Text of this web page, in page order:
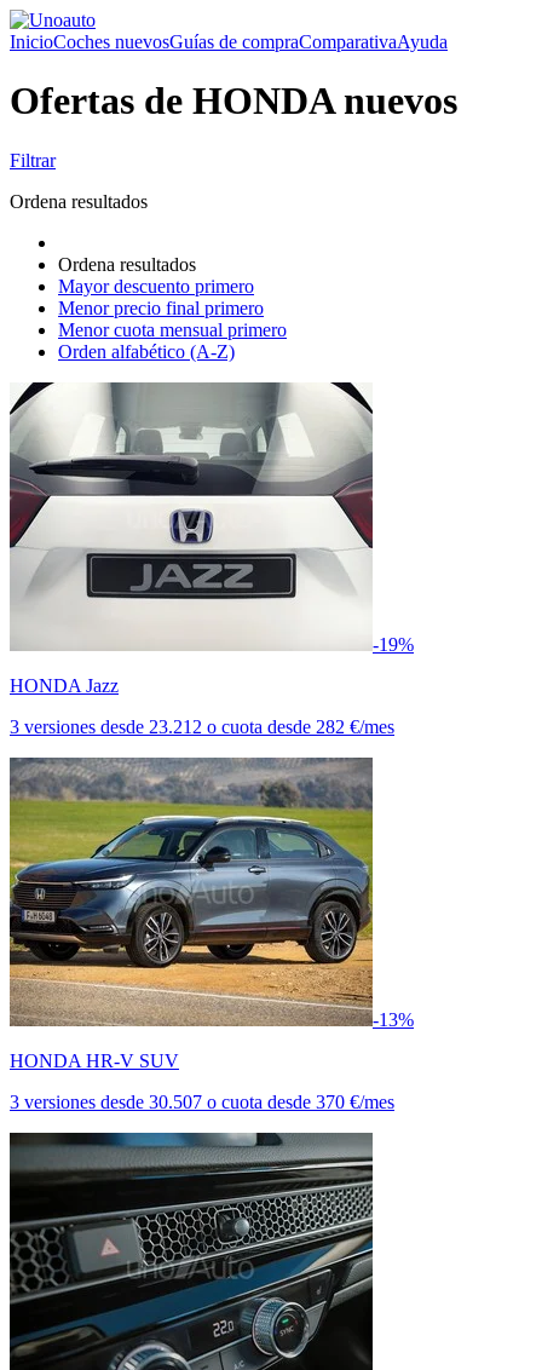
InicioCoches nuevosGuías de compraComparativaAyuda
Ofertas de HONDA nuevos
Filtrar
Ordena resultados
Ordena resultados
Mayor descuento primero
Menor precio final primero
Menor cuota mensual primero
Orden alfabético (A-Z)
-19%
HONDA Jazz
3 versiones desde 23.212 o cuota desde 282 €/mes
-13%
HONDA HR-V SUV
3 versiones desde 30.507 o cuota desde 370 €/mes